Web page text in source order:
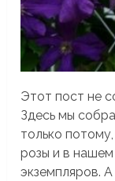
Этот пост не
Здесь мы
только
розы и в
экземпляров.